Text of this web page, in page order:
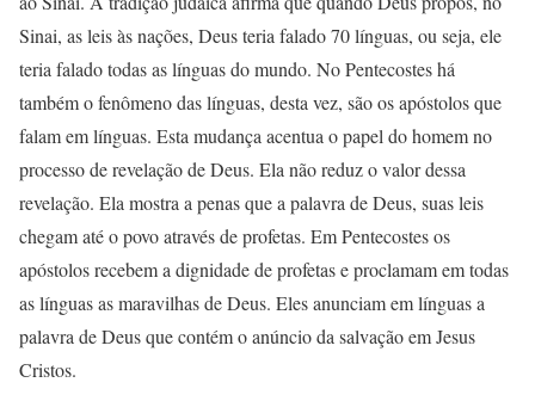
Sinai, as leis às nações, Deus teria falado 70 línguas, ou seja, ele
teria falado todas as línguas do mundo. No Pentecostes há
também o fenômeno das línguas, desta vez, são os apóstolos que
falam em línguas. Esta mudança acentua o papel do homem no
processo de revelação de Deus. Ela não reduz o valor dessa
revelação. Ela mostra a penas que a palavra de Deus, suas leis
chegam até o povo através de profetas. Em Pentecostes os
apóstolos recebem a dignidade de profetas e proclamam em todas
as línguas as maravilhas de Deus. Eles anunciam em línguas a
palavra de Deus que contém o anúncio da salvação em Jesus
Cristos.